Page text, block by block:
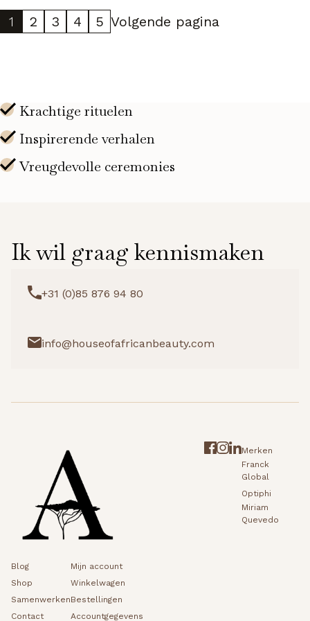
aantal
1 2 3 4 5 Volgende pagina
Ik wil graag kennismaken
+31 (0)85 876 94 80
info@houseofafricanbeauty.com
Merken
Franck
Global
Optiphi
Miriam
Quevedo
Blog
Shop
Samenwerken
Contact
Mijn account
Winkelwagen
Bestellingen
Accountgegevens